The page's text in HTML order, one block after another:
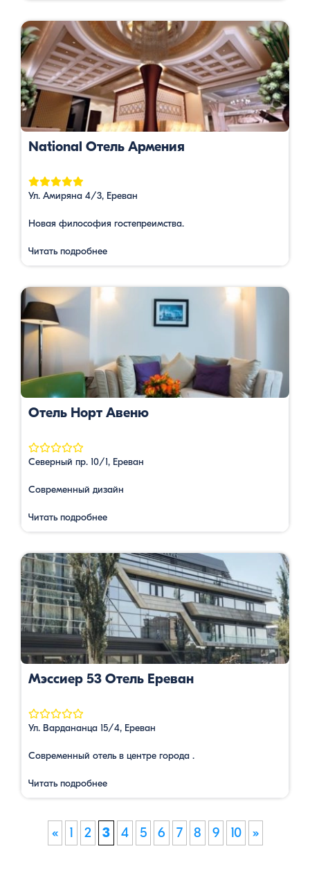
National Отель Армения
Ул. Амиряна 4/3, Ереван
Новая философия гостепреимства.
Читать подробнее
Отель Норт Авеню
Северный пр. 10/1, Ереван
Современный дизайн
Читать подробнее
Мэссиер 53 Отель Ереван
Ул. Вардананца 15/4, Ереван
Современный отель в центре города .
Читать подробнее
« 1 2 3 4 5 6 7 8 9 10 »